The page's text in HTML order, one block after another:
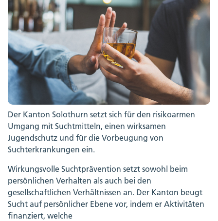
Der Kanton Solothurn setzt sich für den risikoarmen
Umgang mit Suchtmitteln, einen wirksamen
Jugendschutz und für die Vorbeugung von
Suchterkrankungen ein.
Wirkungsvolle Suchtprävention setzt sowohl beim
persönlichen Verhalten als auch bei den
gesellschaftlichen Verhältnissen an. Der Kanton beugt
Sucht auf persönlicher Ebene vor, indem er Aktivitäten
finanziert, welche